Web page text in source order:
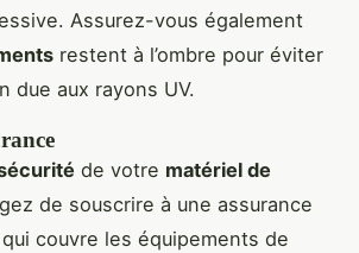
Assurez-vous également
restent à l’ombre pour éviter
due aux rayons UV.
de votre matériel de
de souscrire à une assurance
couvre les équipements de